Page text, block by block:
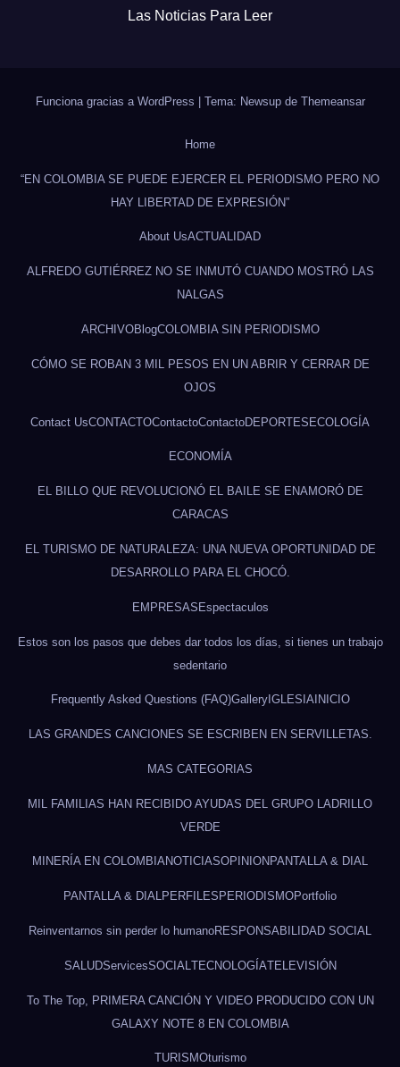
Las Noticias Para Leer
Funciona gracias a WordPress | Tema: Newsup de Themeansar
Home
“EN COLOMBIA SE PUEDE EJERCER EL PERIODISMO PERO NO
HAY LIBERTAD DE EXPRESIÓN”
About UsACTUALIDAD
ALFREDO GUTIÉRREZ NO SE INMUTÓ CUANDO MOSTRÓ LAS
NALGAS
ARCHIVOBlogCOLOMBIA SIN PERIODISMO
CÓMO SE ROBAN 3 MIL PESOS EN UN ABRIR Y CERRAR DE
OJOS
Contact UsCONTACTOContactoContactoDEPORTESECOLOGÍA
ECONOMÍA
EL BILLO QUE REVOLUCIONÓ EL BAILE SE ENAMORÓ DE
CARACAS
EL TURISMO DE NATURALEZA: UNA NUEVA OPORTUNIDAD DE
DESARROLLO PARA EL CHOCÓ.
EMPRESASEspectaculos
Estos son los pasos que debes dar todos los días, si tienes un trabajo
sedentario
Frequently Asked Questions (FAQ)GalleryIGLESIAINICIO
LAS GRANDES CANCIONES SE ESCRIBEN EN SERVILLETAS.
MAS CATEGORIAS
MIL FAMILIAS HAN RECIBIDO AYUDAS DEL GRUPO LADRILLO
VERDE
MINERÍA EN COLOMBIANOTICIASOPINION PANTALLA & DIAL
PANTALLA & DIALPERFILES PERIODISMOPortfolio
Reinventarnos sin perder lo humanoRESPONSABILIDAD SOCIAL
SALUDServicesSOCIAL TECNOLOGÍATELEVISIÓN
To The Top, PRIMERA CANCIÓN Y VIDEO PRODUCIDO CON UN
GALAXY NOTE 8 EN COLOMBIA
TURISMOturismo